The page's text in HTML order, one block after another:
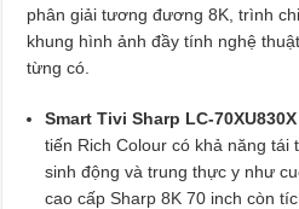
phân giải tương đương 8K, trình
khung hình ảnh đầy tính nghệ
từng có.
Smart Tivi Sharp LC-
tiến Rich Colour có khả năng tái
sinh động và trung thực y như
cao cấp Sharp 8K 70 inch còn